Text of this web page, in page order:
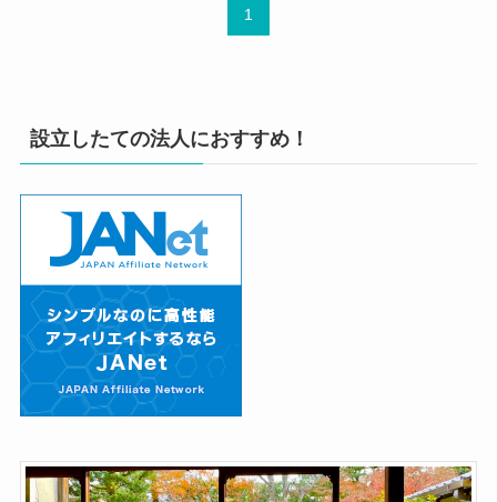
1
設立したての法人におすすめ！